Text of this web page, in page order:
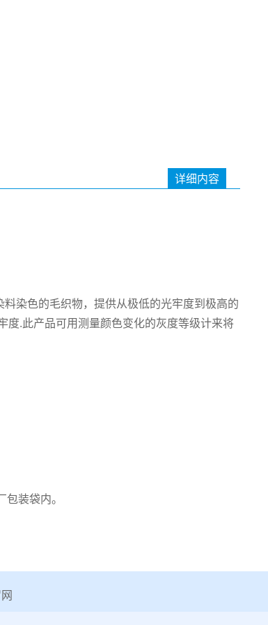
详细内容
染色的毛织物，提供从极低的光牢度到极高的
度.此产品可用测量颜色变化的灰度等级计来将
装袋内。